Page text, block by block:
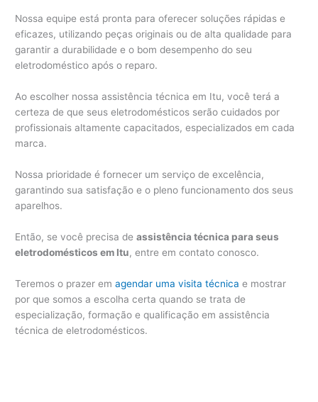
Nossa equipe está pronta para oferecer soluções rápidas e
eficazes, utilizando peças originais ou de alta qualidade para
garantir a durabilidade e o bom desempenho do seu
eletrodoméstico após o reparo.
Ao escolher nossa assistência técnica em Itu, você terá a
certeza de que seus eletrodomésticos serão cuidados por
profissionais altamente capacitados, especializados em cada
marca.
Nossa prioridade é fornecer um serviço de excelência,
garantindo sua satisfação e o pleno funcionamento dos seus
aparelhos.
Então, se você precisa deassistência técnica para seus
eletrodomésticos em Itu, entre em contato conosco.
Teremos o prazer emagendar uma visita técnica e mostrar
por que somos a escolha certa quando se trata de
especialização, formação e qualificação em assistência
técnica de eletrodomésticos.